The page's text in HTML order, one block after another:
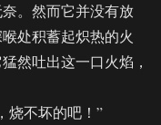
。然而它并没有放
处积蓄起炽热的火
然吐出这一口火焰，
不坏的吧！”